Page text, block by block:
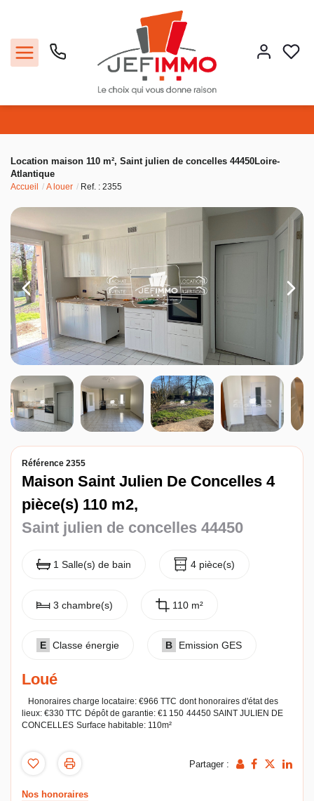
Louer
Vendre
Faire gérer
Estimer
Entreprise
Nos agences
Location maison 110 m², Saint julien de concelles 44450Loire-
Atlantique
Accueil A louer Ref. : 2355
Référence 2355
Maison Saint Julien De Concelles 4
pièce(s) 110 m2,
Saint julien de concelles 44450
1 Salle(s) de bain 4 pièce(s)
3 chambre(s) 110 m²
E Classe énergie B Emission GES
Loué
Honoraires charge locataire: €966 TTC dont honoraires d'état des
lieux: €330 TTC Dépôt de garantie: €1 150 44450 SAINT JULIEN DE
CONCELLES Surface habitable: 110m²
Partager :
Nos honoraires